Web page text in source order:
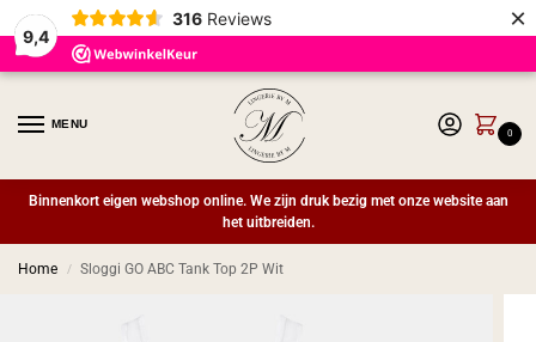
9,4
316 Reviews ×
MENU
0
Binnenkort eigen webshop online. We zijn druk bezig met onze website aan
het uitbreiden.
Home / Sloggi GO ABC Tank Top 2P Wit